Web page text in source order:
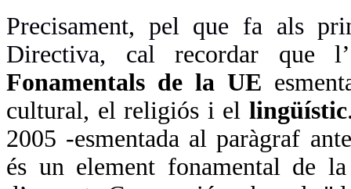
Precisament, pel que fa als
Directiva, calrecordar que
Fonamentals de la UE
cultural, el religiós i el lingüístic
2005 -esmentada al paràgraf
és un element fonamental de